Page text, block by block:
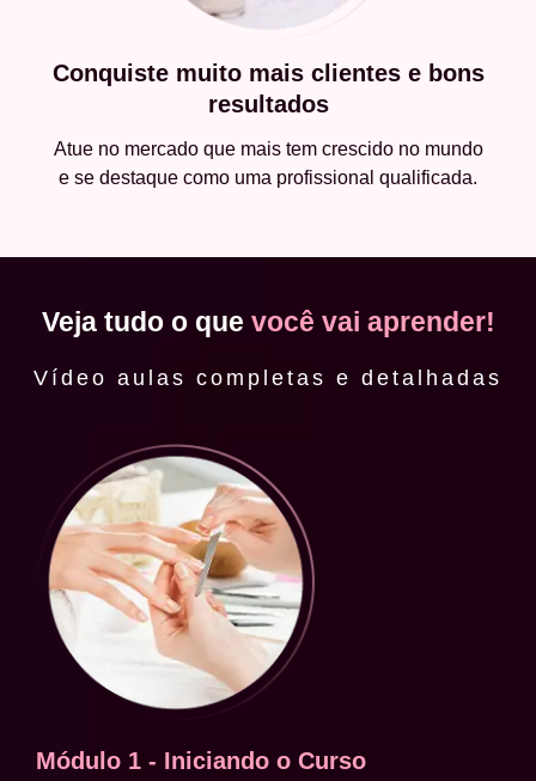
Conquiste muito mais clientes e bons
resultados
Atue no mercado que mais tem crescido no mundo
e se destaque como uma profissional qualificada.
Veja tudo o que você vai aprender!
Vídeo aulas completas e detalhadas
Módulo 1 - Iniciando o Curso